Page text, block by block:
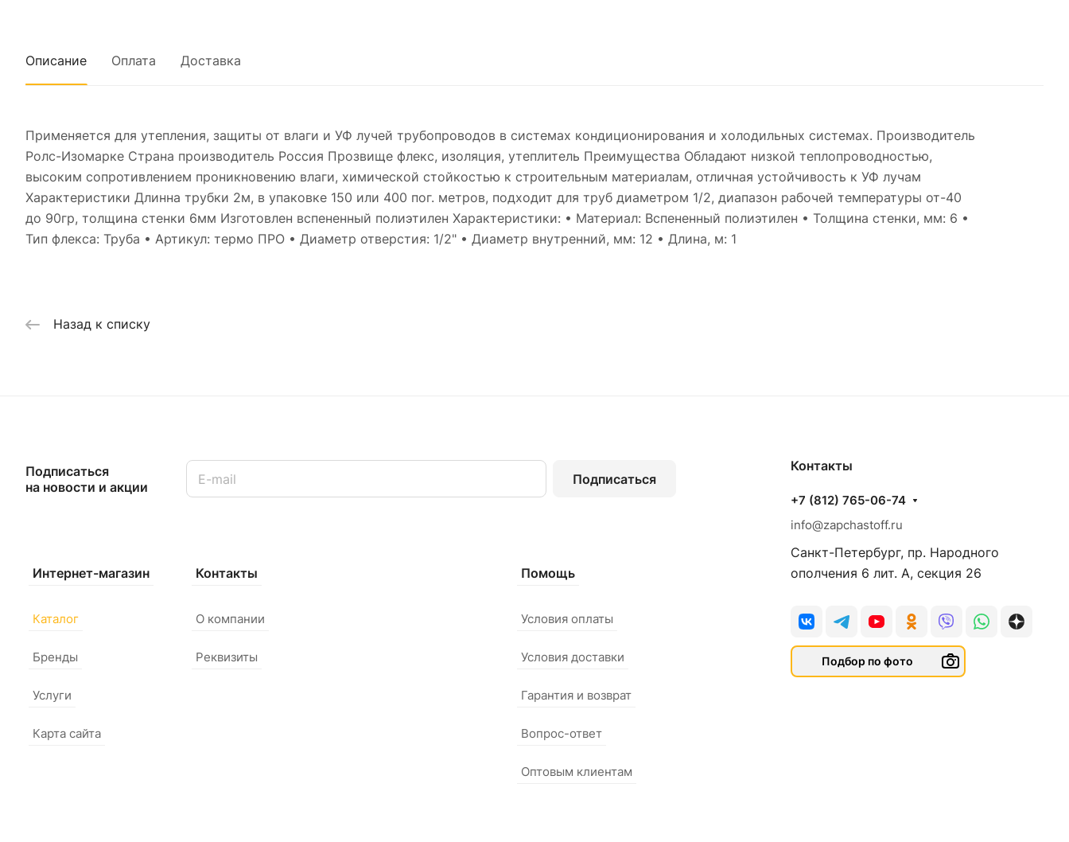
Описание Оплата Доставка
Применяется для утепления, защиты от влаги и УФ лучей трубопроводов в системах кондиционирования и холодильных системах. Производитель
Ролс-Изомарке Страна производитель Россия Прозвище флекс, изоляция, утеплитель Преимущества Обладают низкой теплопроводностью,
высоким сопротивлением проникновению влаги, химической стойкостью к строительным материалам, отличная устойчивость к УФ лучам
Характеристики Длинна трубки 2м, в упаковке 150 или 400 пог. метров, подходит для труб диаметром 1/2, диапазон рабочей температуры от-40
до 90гр, толщина стенки 6мм Изготовлен вспененный полиэтилен Характеристики: • Материал: Вспененный полиэтилен • Толщина стенки, мм: 6 •
Тип флекса: Труба • Артикул: термо ПРО • Диаметр отверстия: 1/2" • Диаметр внутренний, мм: 12 • Длина, м: 1
Назад к списку
Подписаться
на новости и акции
Подписаться
Интернет-магазин
Каталог
Бренды
Услуги
Карта сайта
Контакты
О компании
Реквизиты
Помощь
Условия оплаты
Условия доставки
Гарантия и возврат
Вопрос-ответ
Оптовым клиентам
Контакты
+7 (812) 765-06-74
info@zapchastoff.ru
Санкт-Петербург, пр. Народного
ополчения 6 лит. А, секция 26
Подбор по фото